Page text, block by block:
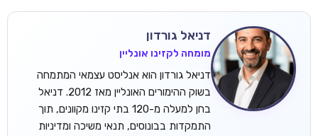
דניאל גורדון
מומחה לקזינו אונליין
דניאל גורדון הוא אנליסט עצמאי המתמחה
בשוק ההימורים האונליין מאז 2012. דניאל
בחן למעלה מ-120 בתי קזינו מקוונים, תוך
התמקדות בבונוסים, תנאי משיכה ומדיניות